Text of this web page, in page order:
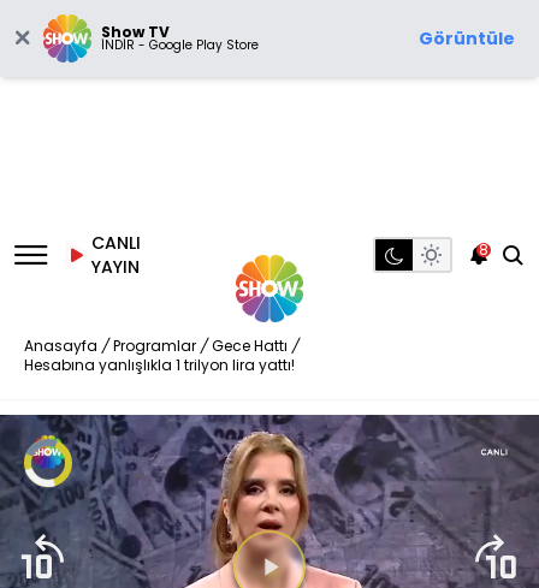
Show TV
İNDİR - Google Play Store Görüntüle
CANLI
YAYIN
8
Anasayfa / Programlar / Gece Hattı /
Hesabına yanlışlıkla 1 trilyon lira yattı!